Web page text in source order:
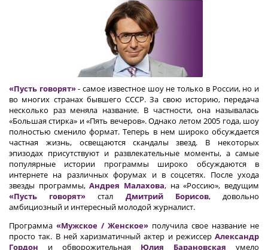
«Пусть говорят»- самое известное шоу не только в России, но и
во многих странах бывшего СССР. За свою историю, передача
несколько раз меняла название. В частности, она называлась
«Большая стирка» и «Пять вечеров». Однако летом 2005 года, шоу
полностью сменило формат. Теперь в нем широко обсуждается
частная жизнь, освещаются скандалы звезд. В некоторых
эпизодах присутствуют и развлекательные моменты, а самые
популярные истории программы широко обсуждаются в
интернете на различных форумах и в соцсетях. После ухода
звезды программы,Андрея Малахова, на «Россию», ведущим
«Пусть говорят» стал Дмитрий Борисов, довольно
амбициозный и интересный молодой журналист.
Программа «Мужское / Женское» получила свое название не
просто так. В ней харизматичный актер и режиссер Александр
Гордон и обворожительная Юлия Барановская умело